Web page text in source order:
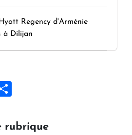
Regency d'Arménie
à Dilijan
rubrique